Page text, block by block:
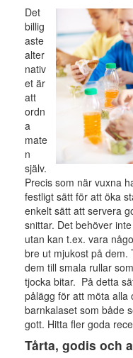
Det
billig
aste
alter
nativ
et är
att
ordn
a
mate
n
själv.
Precis som när vuxna
festligt sätt för att öka
enkelt sätt att servera
snittar. Det behöver
utan kan t.ex. vara
bre ut mjukost på dem.
dem till smala rullar
tjocka bitar. På detta
pålägg för att möta alla
barnkalaset som både
gott. Hitta fler goda
Tårta, godis och